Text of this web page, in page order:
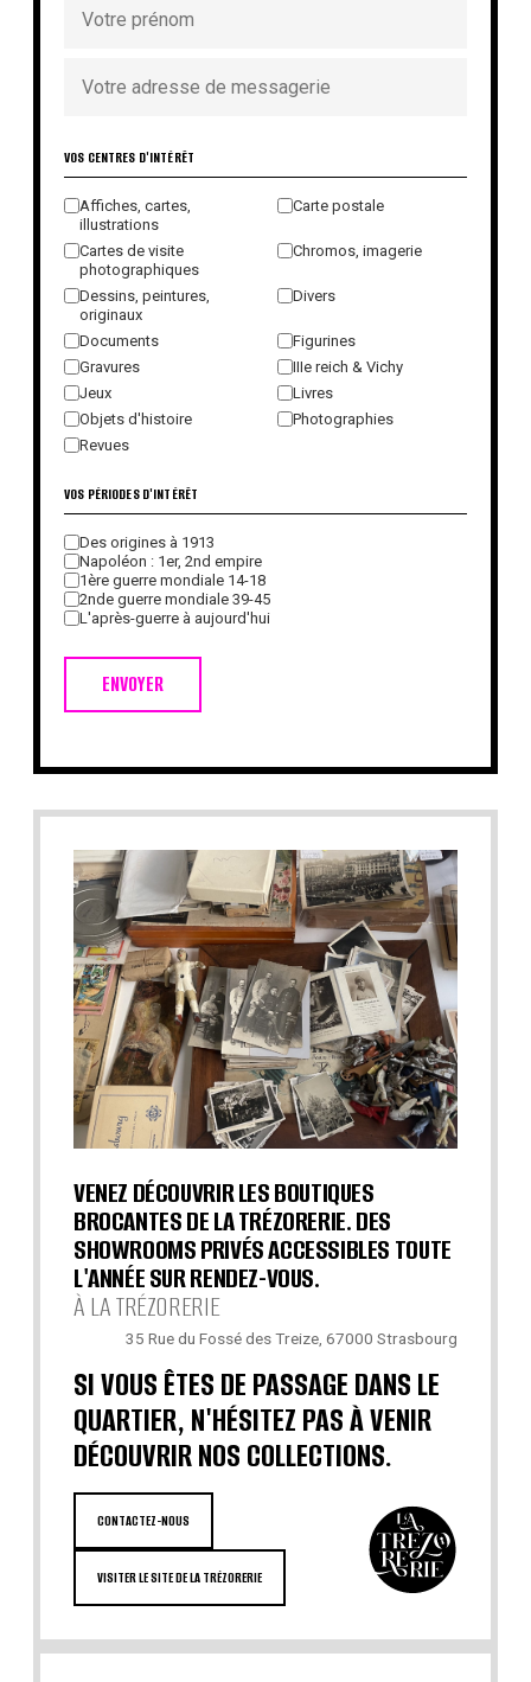
VOS CENTRES D'INTÉRÊT
Affiches, cartes,
illustrations
Carte postale
Cartes de visite
photographiques
Chromos, imagerie
Dessins, peintures,
originaux
Divers
Documents
Figurines
Gravures
IIIe reich & Vichy
Jeux
Livres
Objets d'histoire
Photographies
Revues
ENVOYER
VOS PÉRIODES D'INTÉRÊT
Des origines à 1913
Napoléon : 1er, 2nd empire
1ère guerre mondiale 14-18
2nde guerre mondiale 39-45
L'après-guerre à aujourd'hui
VENEZ DÉCOUVRIR LES BOUTIQUES
BROCANTES DE LA TRÉZORERIE. DES
SHOWROOMS PRIVÉS ACCESSIBLES TOUTE
L'ANNÉE SUR RENDEZ-VOUS.
À LA TRÉZORERIE
35 Rue du Fossé des Treize, 67000 Strasbourg
SI VOUS ÊTES DE PASSAGE DANS LE
QUARTIER, N'HÉSITEZ PAS À VENIR
DÉCOUVRIR NOS COLLECTIONS.
CONTACTEZ-NOUS
VISITER LE SITE DE LA TRÉZORERIE